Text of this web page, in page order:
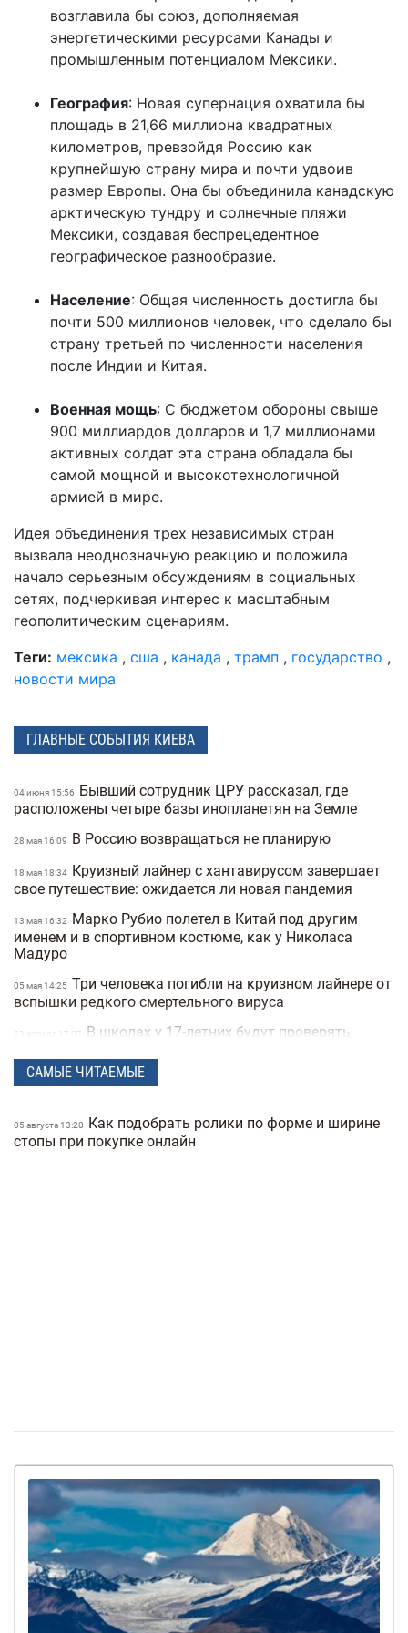
возглавила бы союз, дополняемая
энергетическими ресурсами Канады и
промышленным потенциалом Мексики.
География: Новая супернация охватила бы
площадь в 21,66 миллиона квадратных
километров, превзойдя Россию как
крупнейшую страну мира и почти удвоив
размер Европы. Она бы объединила канадскую
арктическую тундру и солнечные пляжи
Мексики, создавая беспрецедентное
географическое разнообразие.
Население: Общая численность достигла бы
почти 500 миллионов человек, что сделало бы
страну третьей по численности населения
после Индии и Китая.
Военная мощь: С бюджетом обороны свыше
900 миллиардов долларов и 1,7 миллионами
активных солдат эта страна обладала бы
самой мощной и высокотехнологичной
армией в мире.
Идея объединения трех независимых стран
вызвала неоднозначную реакцию и положила
начало серьезным обсуждениям в социальных
сетях, подчеркивая интерес к масштабным
геополитическим сценариям.
Теги: мексика , сша , канада , трамп , государство ,
новости мира
ГЛАВНЫЕ СОБЫТИЯ КИЕВА
04 июня 15:56
Бывший сотрудник ЦРУ рассказал, где
расположены четыре базы инопланетян на Земле
28 мая 16:09 В Россию возвращаться не планирую
18 мая 18:34 Круизный лайнер с хантавирусом завершает
свое путешествие: ожидается ли новая пандемия
13 мая 16:32
Марко Рубио полетел в Китай под другим
именем и в спортивном костюме, как у Николаса
Мадуро
05 мая 14:25 Три человека погибли на круизном лайнере от
вспышки редкого смертельного вируса
23 апреля 17:07
В школах у 17-летних будут проверять
Полиция Мексики несколько дней не могла
21 апреля 16:19
"Не спасайте меня, помогите папе" —
прокуратура показала видео с полицейских
задекларировал работник Бучанского ТЦК
27 марта 17:08 Боролась за право уйти из жизни: в Испании
25-летней девушке провели эвтаназию из-за
депрессии
23 марта 10:14 Мир на грани голода из-за войны в Иране:
коллапс на рынке удобрений
20 марта 17:42 Украинские офицеры шокированы тактикой
союзников США на Ближнем Востоке: детали
Третья мировая уже началась: ее ключевые
САМЫЕ ЧИТАЕМЫЕ
05 августа 13:20
Как подобрать ролики по форме и ширине
стопы при покупке онлайн